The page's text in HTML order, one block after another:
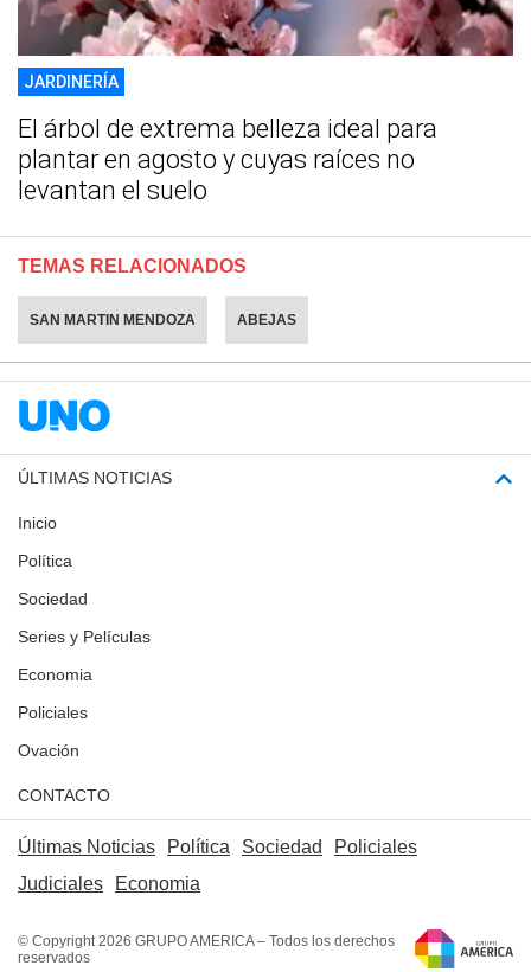
JARDINERÍA
El árbol de extrema belleza ideal para
plantar en agosto y cuyas raíces no
levantan el suelo
TEMAS RELACIONADOS
SAN MARTIN MENDOZA ABEJAS
ÚLTIMAS NOTICIAS
Inicio
Política
Sociedad
Series y Películas
Economia
Policiales
Ovación
CONTACTO
Últimas Noticias Política Sociedad
Policiales
Judiciales
Economia
© Copyright 2026 GRUPO AMERICA – Todos los derechos
reservados